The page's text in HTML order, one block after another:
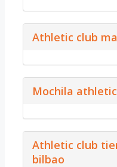
Athletic club
Mochila
Athletic club
bilbao